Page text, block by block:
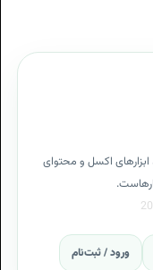
ابزارهای اکسل و محتوای
ورود / ثبت‌نام